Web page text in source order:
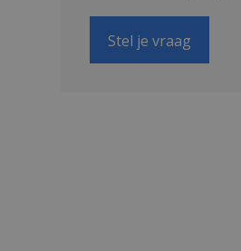
Stel je vraag